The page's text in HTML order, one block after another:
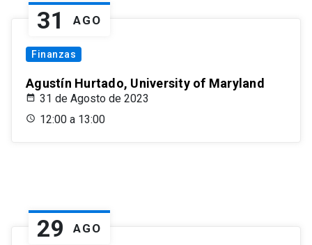
31 AGO
Finanzas
Agustín Hurtado, University of Maryland
31 de Agosto de 2023
12:00 a 13:00
29 AGO